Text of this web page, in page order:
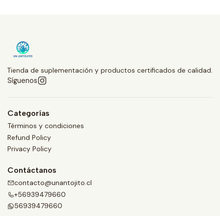
Tienda de suplementación y productos certificados de calidad.
Síguenos
Categorías
Términos y condiciones
Refund Policy
Privacy Policy
Contáctanos
contacto@unantojito.cl
+56939479660
56939479660